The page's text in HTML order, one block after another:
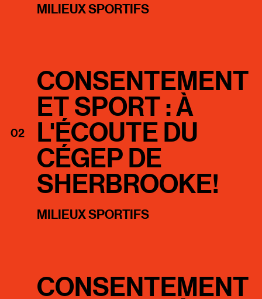
MILIEUX SPORTIFS
02
CONSENTEMENT
ET SPORT : À
L'ÉCOUTE DU
CÉGEP DE
SHERBROOKE!
MILIEUX SPORTIFS
CONSENTEMENT